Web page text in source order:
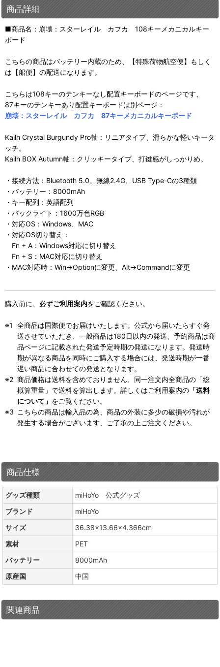
商品詳細
■商品名：崩壊：スターレイル カフカ 108キーメカニカルキー
ボード
こちらの商品はバッテリー内蔵のため、【特殊荷物航空便】もしく
は【船便】の配送になります。
こちらは108キーのテンキーなし配置キーボードのページです、
87キーのテンキーあり配置キーボードは別ページ：
崩壊：スターレイル カフカ 87キーメカニカルキーボード
Kailh Crystal Burgundy Pro軸：リニアタイプ、滑らかな軽いキータ
ッチ。
Kailh BOX Autumn軸：クリッキータイプ、打鍵感がしっかりめ。
・接続方法：Bluetooth 5.0、無線2.4G、USB Type-Cの3種類
・バッテリー：8000mAh
・キー配列：英語配列
・バックライト：1600万色RGB
・対応OS：Windows、MAC
・対応OS切り替え：
Fn + A：Windows対応に切り替え
Fn + S：MAC対応に切り替え
・MAC対応時：Win→Optionに変更、Alt→Commandに変更
購入前に、必ずご利用案内をご確認ください。
全商品は国際便でお届けいたします。公式から届いたらすぐ発
送させていただき、一般商品は180日以内の発送、予約商品は商
品ページに記載された発送予定時期の発送になります。発送時
期が異なる商品を同時にご購入する場合には、発送時期が一番
遅い商品に合わせての発送となります。
商品価格は送料を含めておりません、同一注文内全商品の「総
概算重量」で送料を算出します。詳しくはご利用案内の 「送料
について」 をご覧ください。
こちらの商品は輸入品の為、商品の外装に多少の破損や汚れが
発生する場合がございます、ご了承の上ご注文ください。
商品仕様
グッズ種類
miHoYo 公式グッズ
ブランド
miHoYo
サイズ
36.38×13.66×4.366cm
素材
PET
バッテリー
8000mAh
原産国
中国
関連商品